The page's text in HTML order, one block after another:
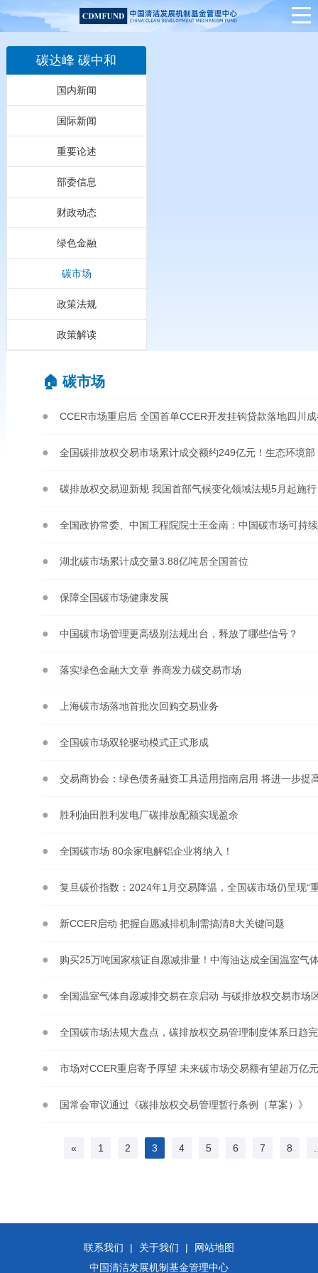
碳达峰 碳中和
国内新闻
国际新闻
重要论述
部委信息
财政动态
绿色金融
碳市场
政策法规
政策解读
🏠︎ 碳市场
CCER市场重启后 全国首单CCER开发挂钩贷款落地四川
碳排放权交易迎新规 我国首部气候变化领域法规5月起施行
湖北碳市场累计成交量3.88亿吨居全国首位
保障全国碳市场健康发展
中国碳市场管理更高级别法规出台，释放了哪些信号？
落实绿色金融大文章 券商发力碳交易市场
上海碳市场落地首批次回购交易业务
全国碳市场双轮驱动模式正式形成
胜利油田胜利发电厂碳排放配额实现盈余
全国碳市场 80余家电解铝企业将纳入！
复旦碳价指数：2024年1月交易降温，全国碳市场仍呈现“
新CCER启动 把握自愿减排机制需搞清8大关键问题
全国碳市场法规大盘点，碳排放权交易管理制度体系日趋
市场对CCER重启寄予厚望 未来碳市场交易额有望超万亿元
国常会审议通过《碳排放权交易管理暂行条例（草案）》
« 1 2 3 4 5 6 7 8
联系我们 | 关于我们 |
网站地图
中国清洁发展机制基金管理中心